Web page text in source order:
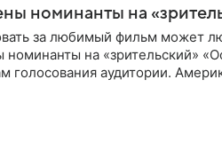
номинанты на
за любимый фильм может
номинанты на «зрительский»
голосования аудитории.